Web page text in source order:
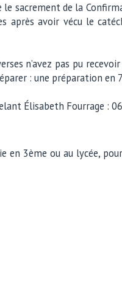
le sacrement de la
avoir vécu le
n’avez pas pu
: une préparation en
Élisabeth Fourrage :
en 3ème ou au lycée,